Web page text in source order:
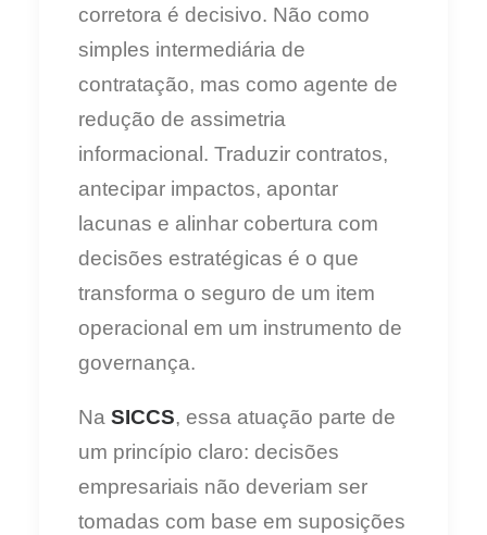
corretora é decisivo. Não como
simples intermediária de
contratação, mas como agente de
redução de assimetria
informacional. Traduzir contratos,
antecipar impactos, apontar
lacunas e alinhar cobertura com
decisões estratégicas é o que
transforma o seguro de um item
operacional em um instrumento de
governança.
Na SICCS, essa atuação parte de
um princípio claro: decisões
empresariais não deveriam ser
tomadas com base em suposições